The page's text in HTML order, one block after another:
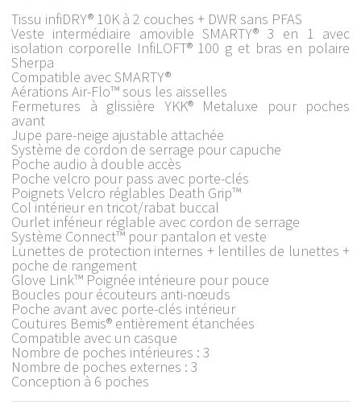
Tissu infiDRY® 10K à 2 couches + DWR sans PFAS
Veste intermédiaire amovible SMARTY® 3 en 1 avec
isolation corporelle InfiLOFT® 100 g et bras en polaire
Sherpa
Compatible avec SMARTY®
Aérations Air-Flo™ sous les aisselles
Fermetures à glissière YKK® Metaluxe pour poches
avant
Jupe pare-neige ajustable attachée
Système de cordon de serrage pour capuche
Poche audio à double accès
Poche velcro pour pass avec porte-clés
Poignets Velcro réglables Death Grip™
Col intérieur en tricot/rabat buccal
Ourlet inférieur réglable avec cordon de serrage
Système Connect™ pour pantalon et veste
Lunettes de protection internes + lentilles de lunettes +
poche de rangement
Glove Link™ Poignée intérieure pour pouce
Boucles pour écouteurs anti-nœuds
Poche avant avec porte-clés intérieur
Coutures Bemis® entièrement étanchées
Compatible avec un casque
Nombre de poches intérieures : 3
Nombre de poches externes : 3
Conception à 6 poches